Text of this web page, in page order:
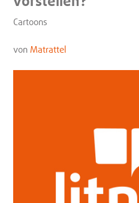
Cartoons
von Matrattel